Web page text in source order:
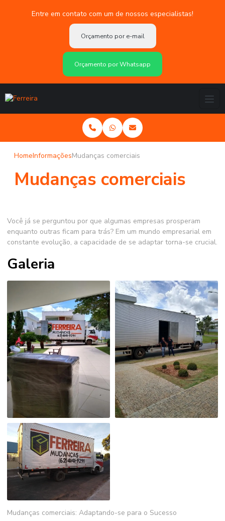
Entre em contato com um de nossos especialistas!
Orçamento por e-mail
Orçamento por Whatsapp
HomeInformaçõesMudanças comerciais
Mudanças comerciais
Você já se perguntou por que algumas empresas prosperam
enquanto outras ficam para trás? Em um mundo empresarial em
constante evolução, a capacidade de se adaptar torna-se crucial.
Galeria
Mudanças comerciais: Adaptando-se para o Sucesso